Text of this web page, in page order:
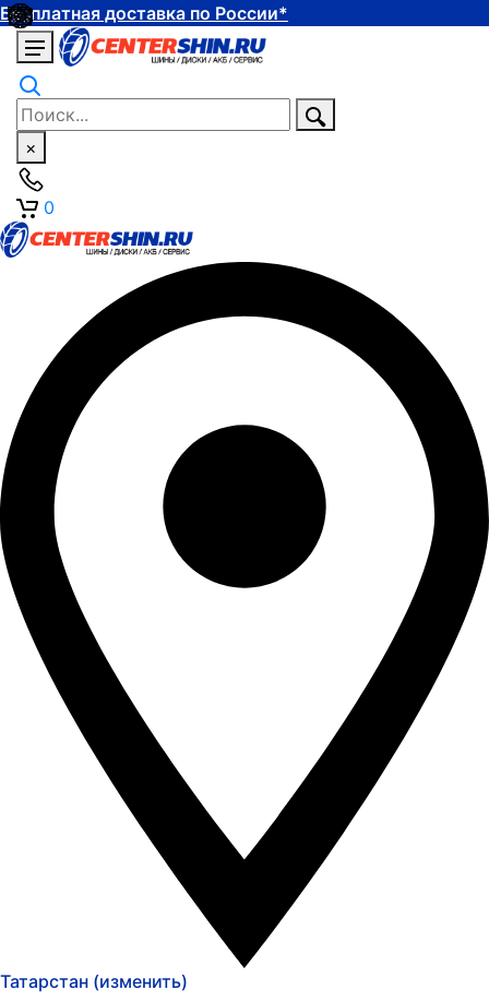
Бесплатная доставка по России*
×
0
Татарстан (изменить)